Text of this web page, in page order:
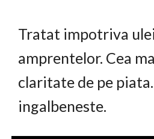
Tratat impotriva
amprentelor. Cea
claritate de pe
ingalbeneste.